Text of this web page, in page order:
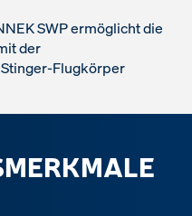
SWP ermöglicht die
der
Flugkörper